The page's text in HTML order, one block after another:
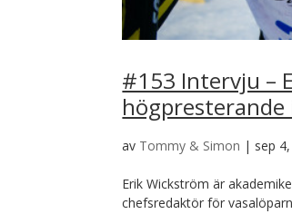
#153 Intervju –
av Tommy & Simon | sep
Erik Wickström är
chefsredaktör för